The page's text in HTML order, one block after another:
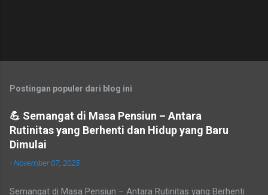
Postingan populer dari blog ini
💪 Semangat di Masa Pensiun – Antara
Rutinitas yang Berhenti dan Hidup yang Baru
Dimulai
-November 07, 2025
Semangat di Masa Pensiun – Antara Rutinitas yang Berhenti